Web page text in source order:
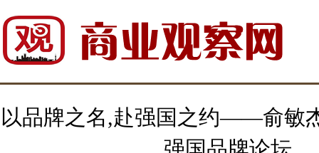
以品牌之名,赴强国之约——俞敏